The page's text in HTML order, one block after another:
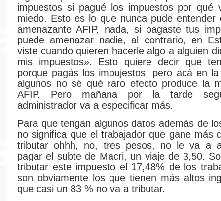
impuestos si pagué los impuestos por qué
miedo. Esto es lo que nunca pude entender
amenazante AFIP, nada, si pagaste tus
puede amenazar nadie, al contrario, en
viste cuando quieren hacerle algo a alguien
mis impuestos». Esto quiere decir que
porque pagás los impujestos, pero acá en
algunos no sé qué raro efecto produce la
AFIP. Pero mañana por la tarde
administrador va a especificar más.
Para que tengan algunos datos además de
no significa que el trabajador que gane más
tributar ohhh, no, tres pesos, no le va a
pagar el subte de Macri, un viaje de 3,50.
tributar este impuesto el 17,48% de los
son obviamente los que tienen más altos
que casi un 83 % no va a tributar.